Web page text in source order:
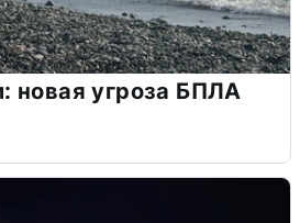
новая угроза БПЛА